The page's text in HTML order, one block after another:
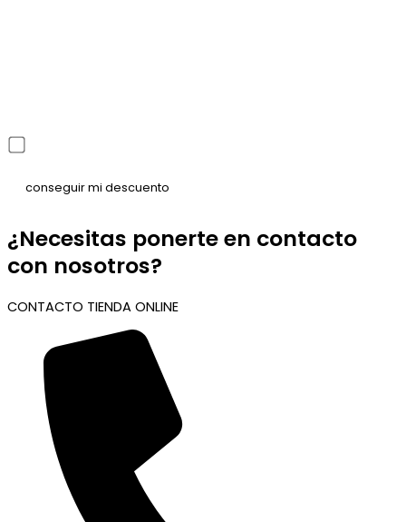
¿Necesitas ponerte en contacto
con nosotros?
CONTACTO TIENDA ONLINE